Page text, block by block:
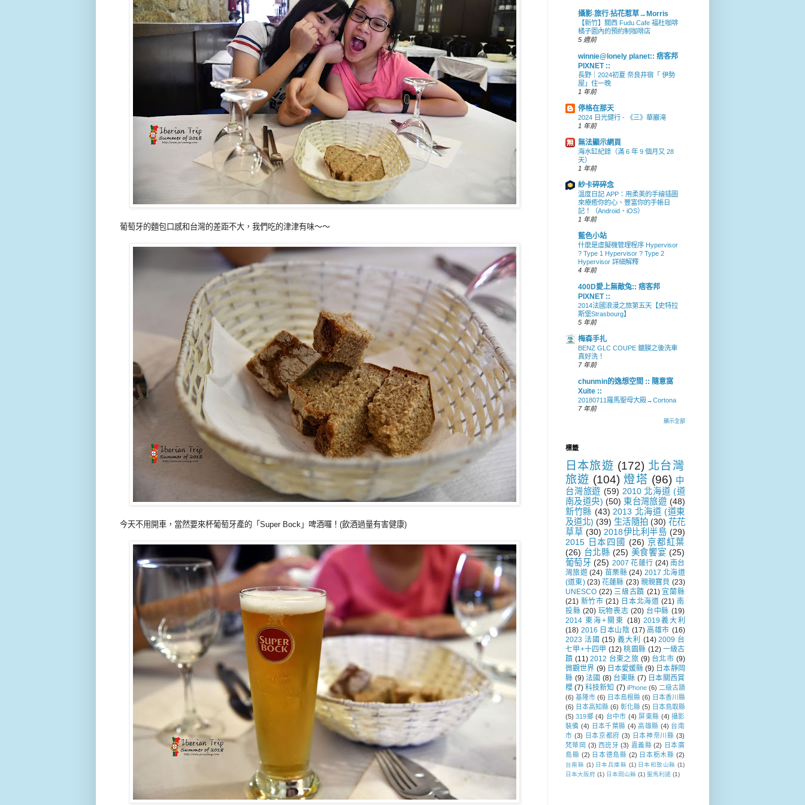
葡萄牙的麵包口感和台灣的差距不大，我們吃的津津有味～～
今天不用開車，當然要來杯葡萄牙產的「Super Bock」啤酒囉！(飲酒過量有害健康)
攝影‧旅行‧拈花惹草→Morris
【新竹】關西 Fudu Cafe 福杜咖啡
橘子園內的預約制咖啡店
5 週前
winnie@lonely planet:: 痞客邦
PIXNET ::
長野｜2024初夏 奈良井宿「 伊勢
屋」住一晚
1 年前
停格在那天
2024 日光健行 - 《三》華巖滝
1 年前
無法顯示網頁
海水缸紀錄（滿 6 年 9 個月又 28
天）
1 年前
紗卡碎碎念
溫度日記 APP：用柔美的手繪插圖
來療癒你的心、豐富你的手帳日
記！（Android、iOS）
1 年前
藍色小站
什麼是虛擬機管理程序 Hypervisor
? Type 1 Hypervisor ? Type 2
Hypervisor 詳細解釋
4 年前
400D愛上無敵兔:: 痞客邦
PIXNET ::
2014法國浪漫之旅第五天【史特拉
斯堡Strasbourg】
5 年前
梅森手扎
BENZ GLC COUPE 鍍膜之後洗車
真好洗！
7 年前
chunmin的逸想空間 :: 隨意窩
Xuite ::
20180711羅馬聖母大殿→Cortona
7 年前
顯示全部
標籤
日本旅遊 (172) 北台灣
旅遊 (104) 燈塔 (96) 中
台灣旅遊 (59) 2010 北海道 (道
南及道央) (50) 東台灣旅遊 (48)
新竹縣 (43) 2013 北海道 (道東
及道北) (39) 生活隨拍 (30) 花花
草草 (30) 2018伊比利半島 (29)
2015 日本四國 (26) 京都紅葉
(26) 台北縣 (25) 美食饗宴 (25)
葡萄牙 (25) 2007 花蓮行 (24) 南台
灣旅遊 (24) 苗栗縣 (24) 2017 北海道
(道東) (23) 花蓮縣 (23) 親親寶貝 (23)
UNESCO (22) 三級古蹟 (21) 宜蘭縣
(21) 新竹市 (21) 日本北海道 (21) 南
投縣 (20) 玩物喪志 (20) 台中縣 (19)
2014 東海+關東 (18) 2019義大利
(18) 2016 日本山陰 (17) 高雄市 (16)
2023 法國 (15) 義大利 (14) 2009 台
七甲+十四甲 (12) 桃園縣 (12) 一級古
蹟 (11) 2012 台東之旅 (9) 台北市 (9)
微觀世界 (9) 日本愛媛縣 (9) 日本靜岡
縣 (9) 法國 (8) 台東縣 (7) 日本關西賞
櫻 (7) 科技新知 (7) iPhone (6) 二級古蹟
(6) 基隆市 (6) 日本島根縣 (6) 日本香川縣
(6) 日本高知縣 (6) 彰化縣 (5) 日本鳥取縣
(5) 319鄉 (4) 台中市 (4) 屏東縣 (4) 攝影
裝備 (4) 日本千葉縣 (4) 高雄縣 (4) 台南
市 (3) 日本京都府 (3) 日本神奈川縣 (3)
梵蒂岡 (3) 西班牙 (3) 嘉義縣 (2) 日本廣
島縣 (2) 日本德島縣 (2) 日本栃木縣 (2)
台南縣 (1) 日本兵庫縣 (1) 日本和歌山縣 (1)
日本大阪府 (1) 日本岡山縣 (1) 聖馬利諾 (1)